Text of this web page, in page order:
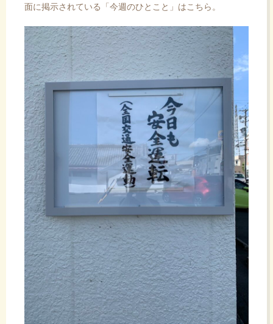
面に掲示されている「今週のひとこと」はこちら。